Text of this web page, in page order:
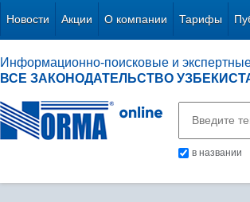
Новости Акции О компании Тарифы
Информационно-поисковые и
ВСЕ ЗАКОНОДАТЕЛЬСТВО
в названии